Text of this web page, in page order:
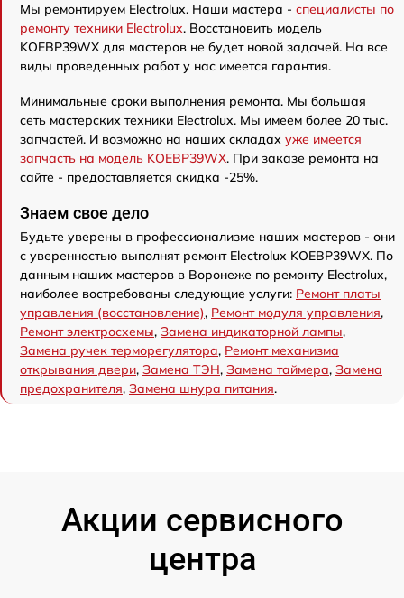
Мы ремонтируем Electrolux. Наши мастера - специалисты по
ремонту техники Electrolux. Восстановить модель
KOEBP39WX для мастеров не будет новой задачей. На все
виды проведенных работ у нас имеется гарантия.
Минимальные сроки выполнения ремонта. Мы большая
сеть мастерских техники Electrolux. Мы имеем более 20 тыс.
запчастей. И возможно на наших складах уже имеется
запчасть на модель KOEBP39WX. При заказе ремонта на
сайте - предоставляется скидка -25%.
Знаем свое дело
Будьте уверены в профессионализме наших мастеров - они
с уверенностью выполнят ремонт Electrolux KOEBP39WX. По
данным наших мастеров в Воронеже по ремонту Electrolux,
наиболее востребованы следующие услуги: Ремонт платы
управления (восстановление), Ремонт модуля управления,
Ремонт электросхемы, Замена индикаторной лампы,
Замена ручек терморегулятора, Ремонт механизма
открывания двери, Замена ТЭН, Замена таймера, Замена
предохранителя, Замена шнура питания.
Акции сервисного
центра